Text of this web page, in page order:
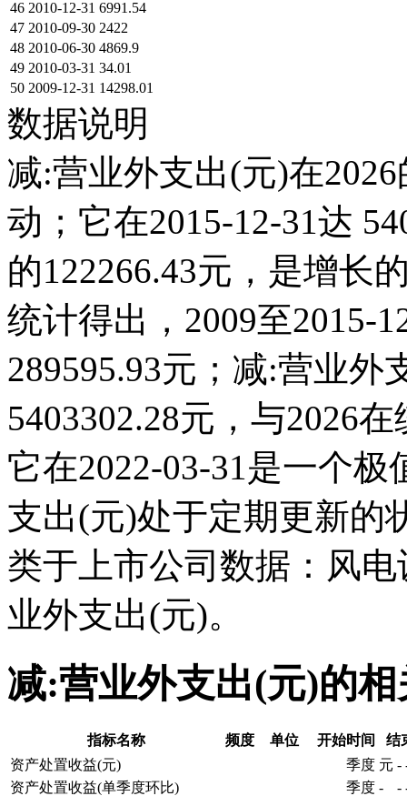
46 2010-12-31 6991.54
47 2010-09-30 2422
48 2010-06-30 4869.9
49 2010-03-31 34.01
50 2009-12-31 14298.01
数据说明
减:营业外支出(元)在
动；它在2015-12-31达
的122266.43元，是增长
统计得出，2009至2015-
289595.93元；减:营业外
5403302.28元，与2026
它在2022-03-31是一个
支出(元)处于定期更新的
类于上市公司数据：风
业外支出(元)。
减:营业外支出(元)的
指标名称 频度 单位 开始时间
结
资产处置收益(元)
季度 元 -
资产处置收益(单季度环比)
季度 - -